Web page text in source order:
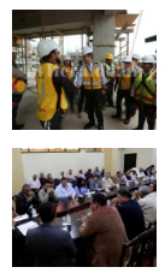
minutes,
12
seconds